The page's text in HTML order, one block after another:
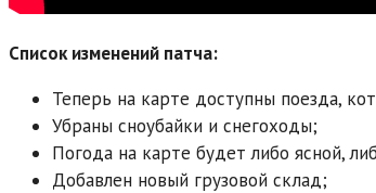
Список изменений патча:
Теперь на карте доступны поезда,
Убраны сноубайки и снегоходы;
Погода на карте будет либо ясной,
Добавлен новый грузовой склад;